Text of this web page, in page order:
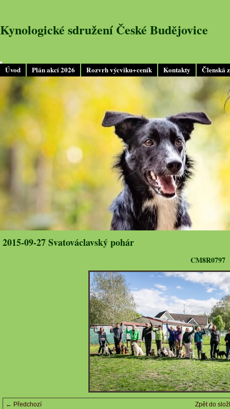
Úvod Plán akcí 2026 Rozvrh výcviku+ceník Kontakty Členská
Kynologické sdružení České Budějovice
2015-09-27 Svatováclavský pohár
CM8R0797
← Předchozí Zpět do